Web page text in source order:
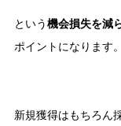
という機会損失を減
ポイントになります。
新規獲得はもちろん